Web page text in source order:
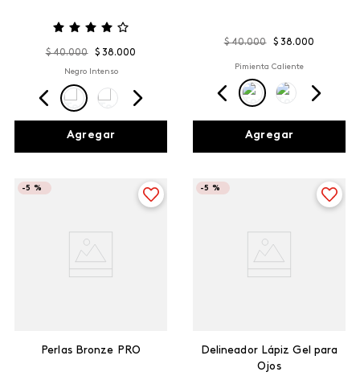
$ 40.000 $ 38.000
Negro Intenso
Agregar
$ 40.000 $ 38.000
Pimienta Caliente
Agregar
Perlas Bronze PRO
-5 %
Delineador Lápiz Gel para
Ojos
-5 %